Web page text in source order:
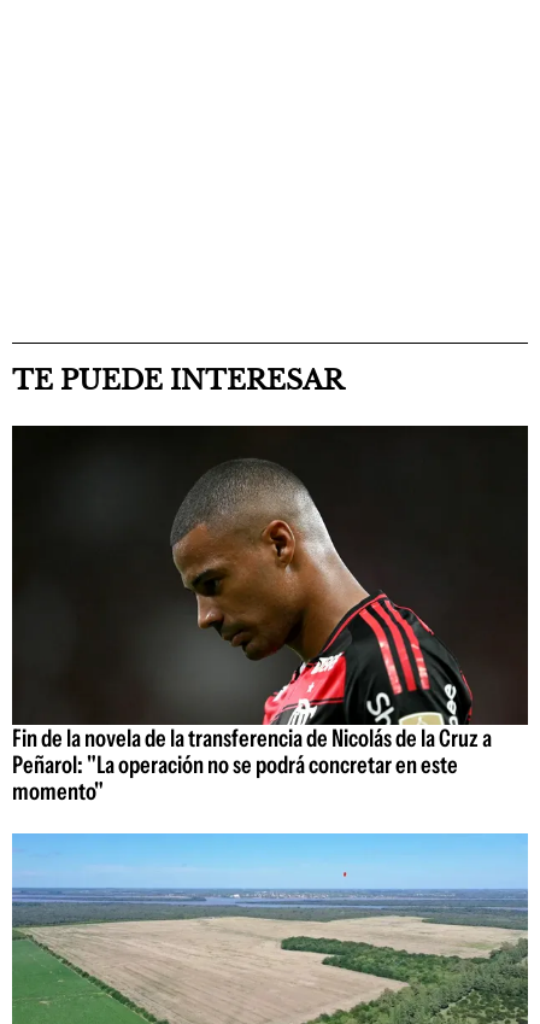
TE PUEDE INTERESAR
Fin de la novela de la transferencia de Nicolás de la Cruz a
Peñarol: "La operación no se podrá concretar en este
momento"